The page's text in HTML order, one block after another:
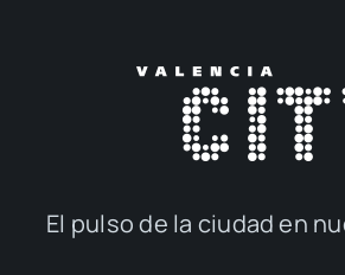
El pul­so de la ciu­dad en